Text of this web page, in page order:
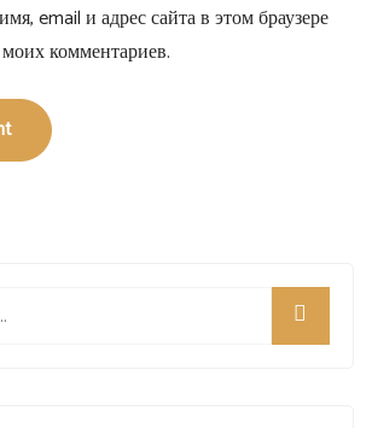
email и адрес сайта в этом браузере
комментариев.